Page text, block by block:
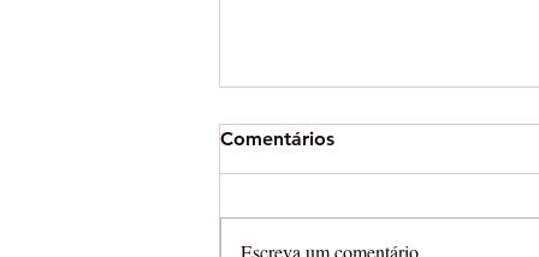
Comentários
Escreva um comentário